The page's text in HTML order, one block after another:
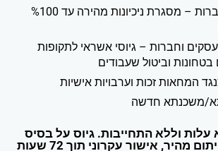
נכיון צ'קים לחברות – מסגרת ניכיונות מהירה עד %100
וחברות – גיוסי אשראי לתקופות
וביטול שעבודים
המחאות זכות וערבויות אישיות
משכנתא חדשה
עלות וללא התחייבות. גיוס על בסיס
אישור עקרוני תוך 72 שעות